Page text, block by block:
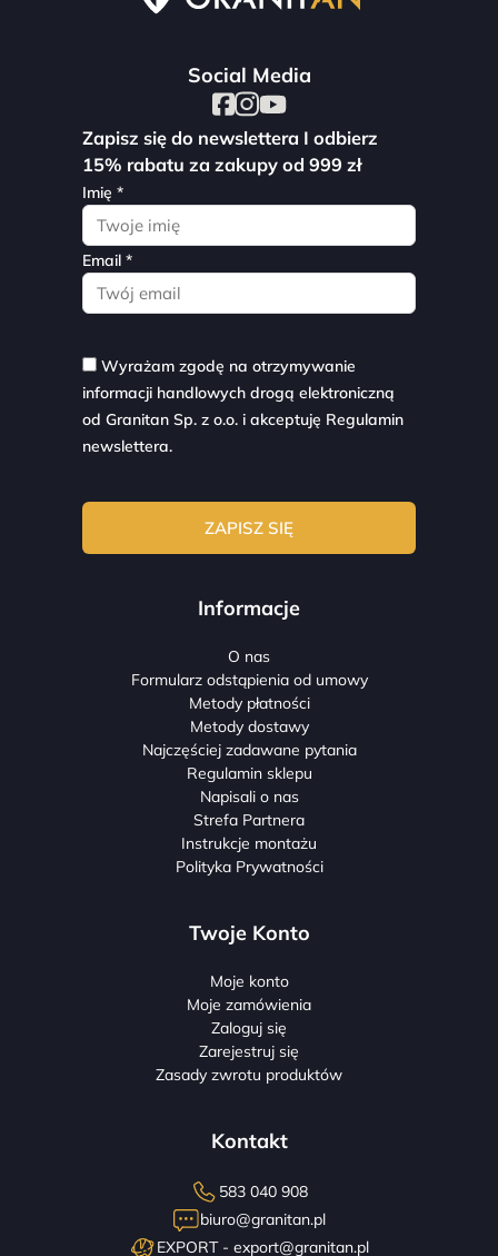
Social Media
Zapisz się do newslettera I odbierz
15% rabatu za zakupy od 999 zł
Imię *
Email *
Wyrażam zgodę na otrzymywanie
informacji handlowych drogą elektroniczną
od Granitan Sp. z o.o. i akceptuję Regulamin
newslettera.
Informacje
O nas
Formularz odstąpienia od umowy
Metody płatności
Metody dostawy
Najczęściej zadawane pytania
Regulamin sklepu
Napisali o nas
Strefa Partnera
Instrukcje montażu
Polityka Prywatności
Twoje Konto
Moje konto
Moje zamówienia
Zaloguj się
Zarejestruj się
Zasady zwrotu produktów
Kontakt
583 040 908
biuro@granitan.pl
EXPORT - export@granitan.pl